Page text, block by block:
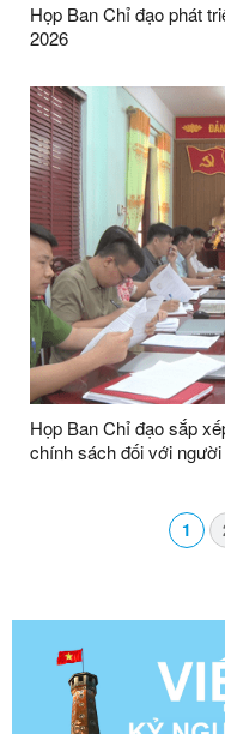
Họp Ban Chỉ đạo phát
2026
Họp Ban Chỉ đạo sắp
chính sách đối với
1